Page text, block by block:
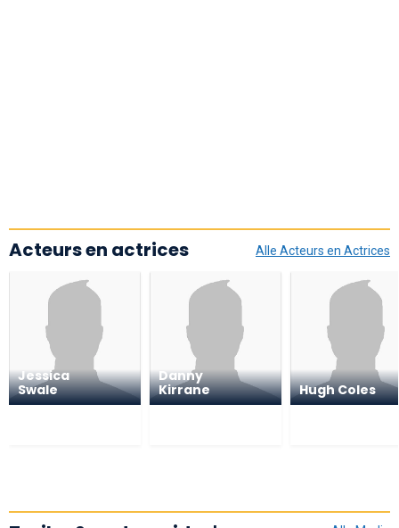
Alle Acteurs en Actrices
Acteurs en actrices
Jessica
Swale
Danny
Kirrane
Hugh Coles